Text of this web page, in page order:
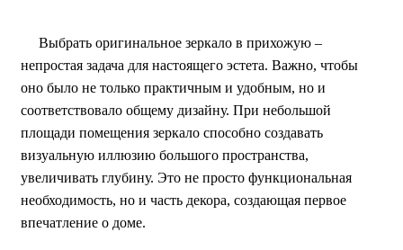
Выбрать оригинальное зеркало в прихожую –
непростая задача для настоящего эстета. Важно, чтобы
оно было не только практичным и удобным, но и
соответствовало общему дизайну. При небольшой
площади помещения зеркало способно создавать
визуальную иллюзию большого пространства,
увеличивать глубину. Это не просто функциональная
необходимость, но и часть декора, создающая первое
впечатление о доме.